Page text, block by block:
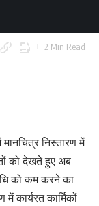
2 Min Read
निस्तारण में
को देखते हुए अब
को कम करने का
कार्यरत कार्मिकों